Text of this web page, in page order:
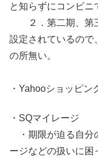
と知らずにコンビニ
２．第二期、第三
設定されているので
の所無い。
・Yahooショッピン
・SQマイレージ
・期限が迫る自分
ージなどの扱いに困